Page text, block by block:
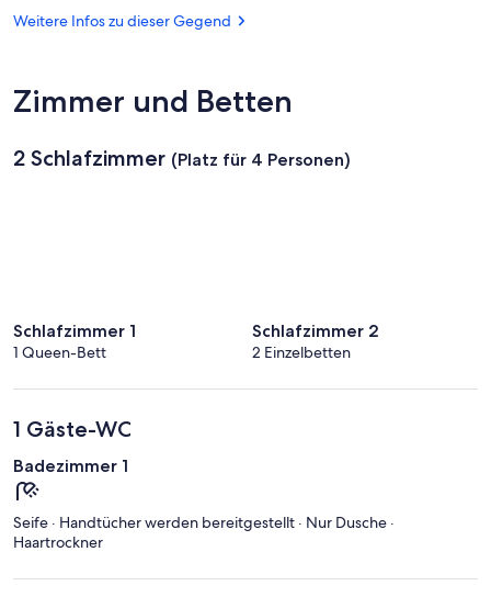
(BIA-
Weitere Infos zu dieser Gegend
Zimmer und Betten
2 Schlafzimmer (Platz für 4 Personen)
Schlafzimmer 1
1 Queen-Bett
Schlafzimmer 2
2 Einzelbetten
1 Gäste-WC
Badezimmer 1
Seife · Handtücher werden bereitgestellt · Nur Dusche ·
Haartrockner